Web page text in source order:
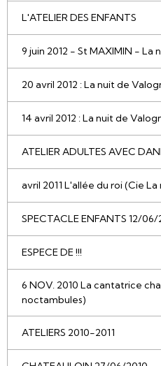
L'ATELIER DES ENFANTS
9 juin 2012 - St MAXIMIN - La
20 avril 2012 : La nuit de
14 avril 2012 : La nuit de
ATELIER ADULTES AVEC
avril 2011 L'allée du roi (Cie
SPECTACLE ENFANTS 12/06/
ESPECE DE !!!
6 NOV. 2010 La cantatrice
noctambules)
ATELIERS 2010-2011